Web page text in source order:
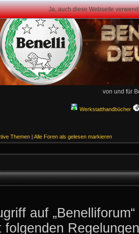
Ja, auch diese Webseite
von und für
Werkstatthandbücher
Themen | Alle Foren als gelesen markieren
auf
folgenden